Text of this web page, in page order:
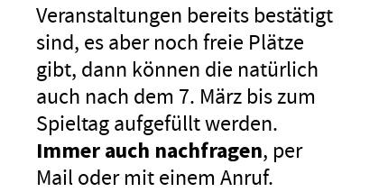
Veranstaltungen bereits bestätigt
sind, es aber noch freie Plätze
gibt, dann können die natürlich
auch nach dem 7. März bis zum
Spieltag aufgefüllt werden.
Immer auch nachfragen, per
Mail oder mit einem Anruf.